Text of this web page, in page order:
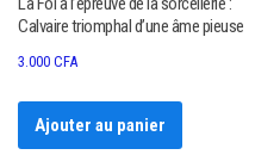
Calvaire triomphal d’une âme pieuse
3.000 CFA
Ajouter au panier